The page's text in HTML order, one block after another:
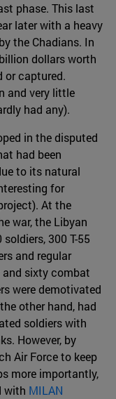
phase. This last
later with a heavy
the Chadians. In
dollars worth
or captured.
and very little
had any).
in the disputed
had been
to its natural
for
At the
war, the Libyan
300 T-55
and regular
and sixty combat
were demotivated
other hand, had
soldiers with
However, by
Air Force to keep
more importantly,
with MILAN